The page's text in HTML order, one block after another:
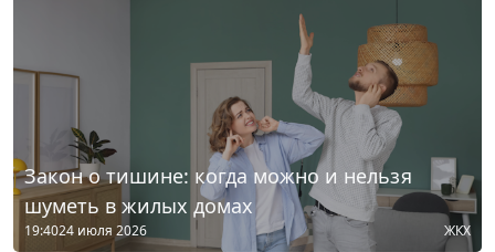
Закон о тишине: когда можно и нельзя
шуметь в жилых домах
19:4024 июля 2026 ЖКХ